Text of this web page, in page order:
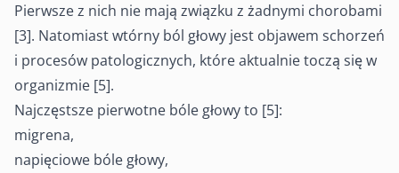
Pierwsze z nich nie mają związku z żadnymi chorobami
[3]. Natomiast wtórny ból głowy jest objawem schorzeń
i procesów patologicznych, które aktualnie toczą się w
organizmie [5].
Najczęstsze pierwotne bóle głowy to [5]:
migrena,
napięciowe bóle głowy,